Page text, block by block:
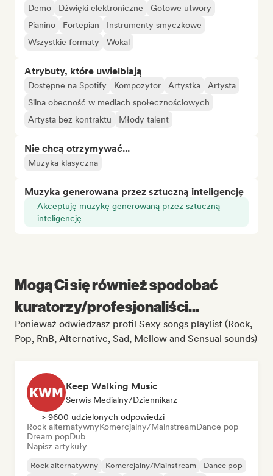
Demo Dźwięki elektroniczne
Gotowe utwory
Pianino
Fortepian
Instrumenty smyczkowe
Wszystkie formaty
Wokal
Atrybuty, które uwielbiają
Dostępne na Spotify Kompozytor Artystka
Artysta
Silna obecność w mediach społecznościowych
Artysta bez kontraktu
Młody talent
Nie chcą otrzymywać...
Muzyka klasyczna
Muzyka generowana przez sztuczną inteligencję
Akceptuję muzykę generowaną przez sztuczną
inteligencję
Mogą Ci się również spodobać
kuratorzy/profesjonaliści...
Ponieważ odwiedzasz profil Sexy songs playlist (Rock,
Pop, RnB, Alternative, Sad, Mellow and Sensual sounds)
Keep Walking Music
Serwis Medialny/Dziennikarz
> 9600 udzielonych odpowiedzi
Rock alternatywnyKomercjalny/MainstreamDance pop
Dream popDub
Napisz artykuły
Rock alternatywny Komercjalny/Mainstream
Dance pop